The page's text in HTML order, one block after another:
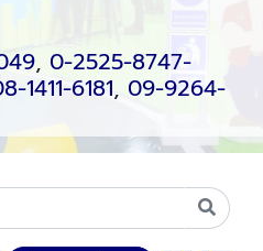
, 0-2525-8747-
1411-6181, 09-9264-